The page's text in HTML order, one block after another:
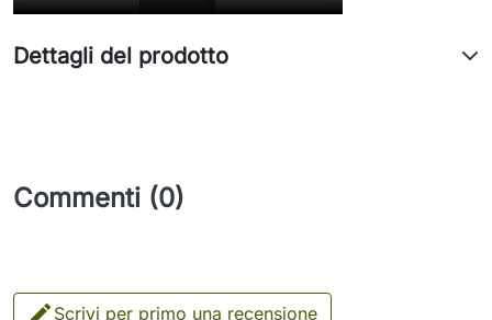
Dettagli del prodotto
Commenti (0)
 Scrivi per primo una recensione